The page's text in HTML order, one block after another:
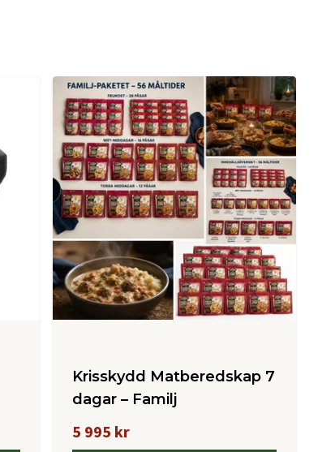
Krisskydd Matberedskap 7
dagar – Familj
5 995 kr